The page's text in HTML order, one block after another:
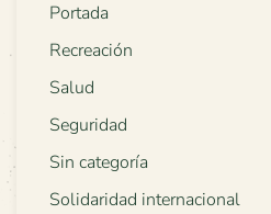
Portada
Recreación
Salud
Seguridad
Sin categoría
Solidaridad internacional